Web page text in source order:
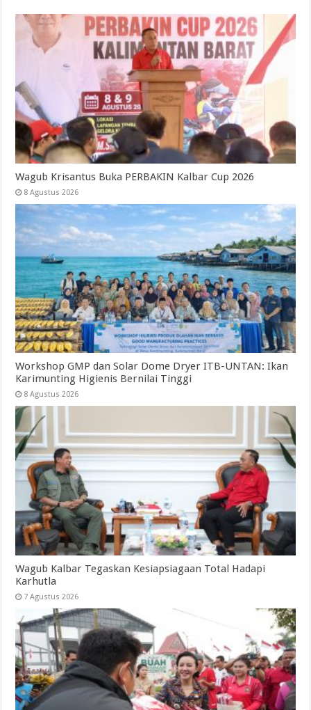
Wagub Krisantus Buka PERBAKIN Kalbar Cup 2026
8 Agustus 2026
Workshop GMP dan Solar Dome Dryer ITB-UNTAN: Ikan
Karimunting Higienis Bernilai Tinggi
8 Agustus 2026
Wagub Kalbar Tegaskan Kesiapsiagaan Total Hadapi
Karhutla
7 Agustus 2026